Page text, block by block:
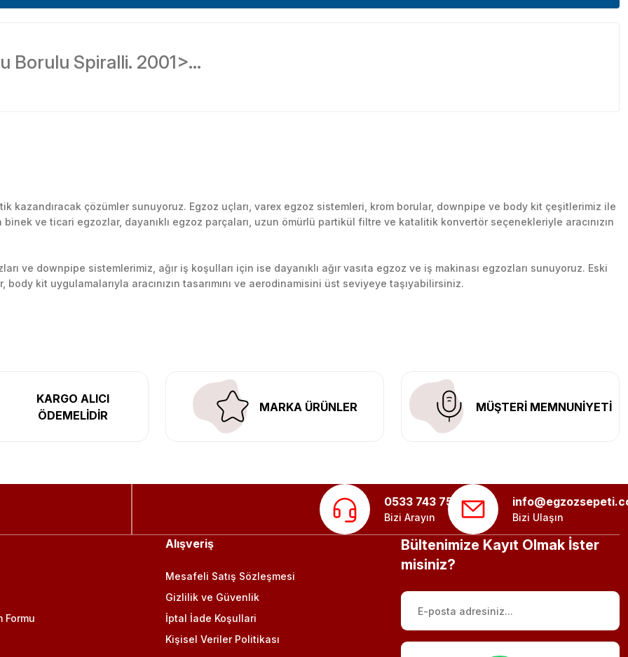
Borulu Spiralli. 2001>...
Yorum Yaz
kazandıracak çözümler sunuyoruz. Egzoz uçları, varex egzoz sistemleri, krom borular, downpipe ve body kit çeşitlerimiz ile
ve ticari egzozlar, dayanıklı egzoz parçaları, uzun ömürlü partikül filtre ve katalitik konvertör seçenekleriyle aracınızın
ve downpipe sistemlerimiz, ağır iş koşulları için ise dayanıklı ağır vasıta egzoz ve iş makinası egzozları sunuyoruz. Eski
kit uygulamalarıyla aracınızın tasarımını ve aerodinamisini üst seviyeye taşıyabilirsiniz.
KARGO ALICI
ÖDEMELİDİR
MARKA ÜRÜNLER MÜŞTERİ MEMNUNİYETİ
0533 743 75 56
Bizi Arayın Bizi Ulaşın
Formu
Alışveriş
Mesafeli Satış Sözleşmesi
Gizlilik ve Güvenlik
İptal İade Koşullari
Kişisel Veriler Politikası
Bültenimize Kayıt Olmak İster
misiniz?